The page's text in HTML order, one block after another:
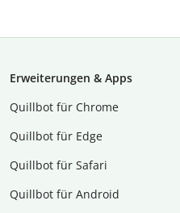
Erweiterungen & Apps
Quillbot für Chrome
Quillbot für Edge
Quillbot für Safari
Quillbot für Android